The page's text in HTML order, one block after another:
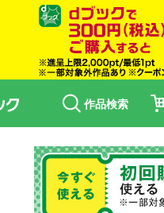
作品検索